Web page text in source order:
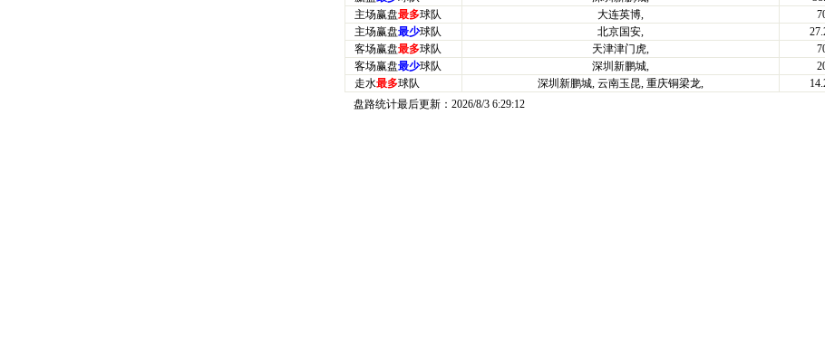
主场赢盘最多球队 大连英博,
主场赢盘最少球队 北京国安,
客场赢盘最多球队 天津津门虎,
客场赢盘最少球队 深圳新鹏城,
走水最多球队 深圳新鹏城, 云南玉昆, 重庆铜梁龙,
盘路统计最后更新： 2026/8/3 6:29:12